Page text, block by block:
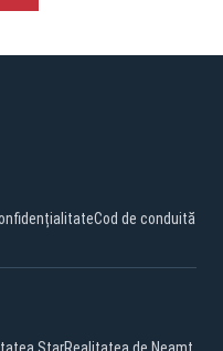
Cod de conduită
StarRealitatea de Neamt